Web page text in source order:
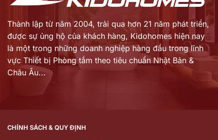
Thành lập từ năm 2004, trải qua hơn 21 năm phát triển,
được sự ủng hộ của khách hàng, Kidohomes hiện nay
là một trong những doanh nghiệp hàng đầu trong lĩnh
vực Thiết bị Phòng tắm theo tiêu chuẩn Nhật Bản &
Châu Âu...
CHÍNH SÁCH & QUY ĐỊNH